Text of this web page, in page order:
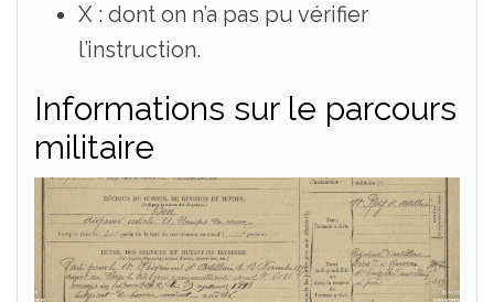
X : dont on n’a pas pu vérifier
l’instruction.
Informations sur le parcours
militaire